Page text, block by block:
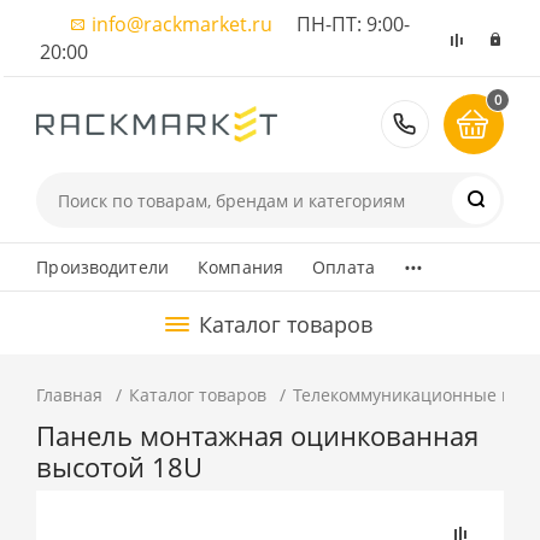
info@rackmarket.ru ПН-ПТ: 9:00-
20:00
8 (495)
0
Производители Компания Оплата ...
Каталог товаров
Главная Каталог товаров Телекоммуникационные
Панель монтажная оцинкованная
высотой 18U